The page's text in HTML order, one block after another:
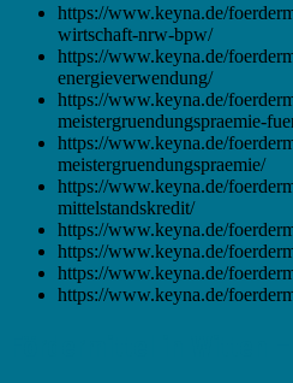
https://www.keyna.de/
wirtschaft-nrw-bpw/
https://www.keyna.de/
energieverwendung/
https://www.keyna.de/
meistergruendungspraemie-
https://www.keyna.de/
meistergruendungspraemie/
https://www.keyna.de/
mittelstandskredit/
https://www.keyna.de/
https://www.keyna.de/
https://www.keyna.de/
https://www.keyna.de/